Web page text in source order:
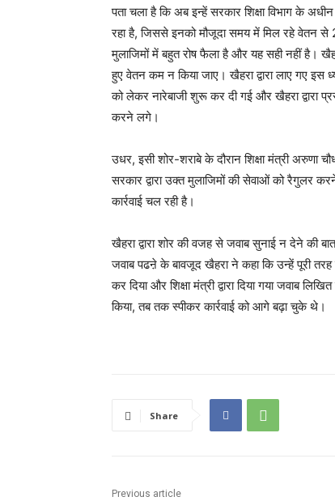
पता चला है कि अब इन्हें सरकार शिक्षा विभाग के
रहा है, जिससे इनको मौजूदा समय में मिल रहे वेतन
मुलाजिमों में बहुत रोष फैला है और यह सही नहीं है।
हुए वेतन कम न किया जाए। खैहरा द्वारा लाए गए इस
को लेकर नारेबाजी शुरू कर दी गई और खैहरा द्वारा
करने लगे।
उधर, इसी शोर-शराबे के दौरान शिक्षा मंत्री अरुणा
सरकार द्वारा उक्त मुलाजिमों की सेवाओं को रैगुलर
कार्रवाई चल रही है।
खैहरा द्वारा शोर की वजह से जवाब सुनाई न देने की
जवाब पढऩे के बावजूद खैहरा ने कहा कि उन्हें पूरी
कर दिया और शिक्षा मंत्री द्वारा दिया गया जवाब
किया, तब तक स्पीकर कार्रवाई को आगे बढ़ा चुके थे।
Share
Previous article